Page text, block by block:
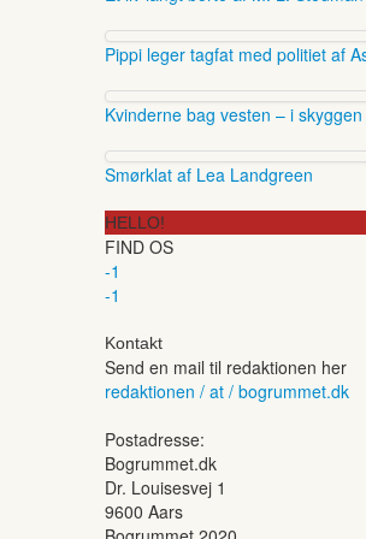
Pippi leger tagfat med politiet af
Kvinderne bag vesten – i
Smørklat af Lea Landgreen
HELLO!
FIND OS
-1
-1
Kontakt
Send en mail til redaktionen her
redaktionen / at / bogrummet.dk
Postadresse:
Bogrummet.dk
Dr. Louisesvej 1
9600 Aars